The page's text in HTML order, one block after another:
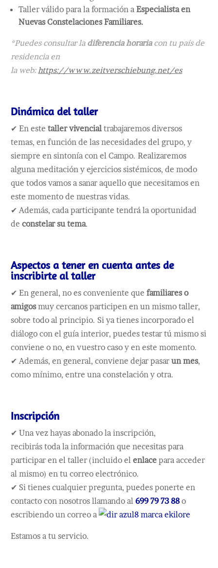
Taller válido para la formación aEspecialista en
NuevasConstelaciones Familiares.
*Puedes consultar la diferencia horariacon tu país de
residencia en
la web: https://www.zeitverschiebung.net/es
Dinámica del taller
✔ En estetaller vivencialtrabajaremos diversos
temas, en función de las necesidades del grupo, y
siempre en sintonía con el Campo. Realizaremos
alguna meditación y ejercicios sistémicos, de modo
que todos vamos a sanar aquello que necesitamos en
este momento de nuestras vidas.
✔ Además, cada participante tendrá la oportunidad
deconstelar su tema.
Aspectos a tener en cuenta antes de
inscribirte al taller
✔ En general, no es conveniente quefamiliares o
amigosmuy cercanos participen en un mismo taller,
sobre todo al principio. Si ya tienes incorporado el
diálogo con el guía interior, puedes testar tú mismo si
conviene o no, en vuestro caso y en este momento.
✔ Además, en general, conviene dejar pasarun mes,
como mínimo, entre una constelación y otra.
Inscripción
✔ Una vez hayas abonado la inscripción,
recibirás toda la información que necesitas para
participar en el taller (incluido elenlace para acceder
al mismo) en tu correo electrónico.
✔ Si tienes cualquier pregunta, puedes ponerte en
contacto con nosotros llamando al699 79 73 88o
escribiendo un correo a
Estamos a tu servicio.